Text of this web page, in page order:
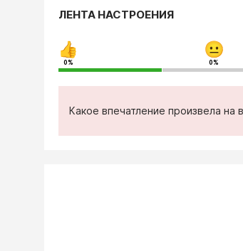
ЛЕНТА НАСТРОЕНИЯ
0% 0%
Какое впечатление произвела на